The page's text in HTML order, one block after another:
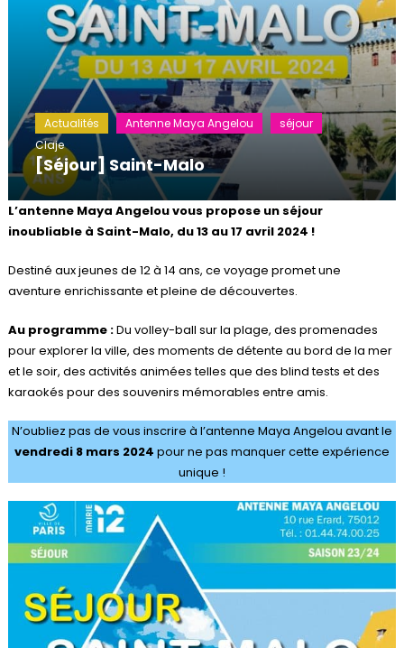
Actualités Antenne Maya Angelou
séjour
Claje
[Séjour] Saint-Malo
L’antenne Maya Angelou vous propose un séjour
inoubliable à Saint-Malo, du 13 au 17 avril 2024 !
Destiné aux jeunes de 12 à 14 ans, ce voyage promet une
aventure enrichissante et pleine de découvertes.
Au programme :Du volley-ball sur la plage, des promenades
pour explorer la ville, des moments de détente au bord de la mer
et le soir, des activités animées telles que des blind tests et des
karaokés pour des souvenirs mémorables entre amis.
N’oubliez pas de vous inscrire à l’antenne Maya Angelou avant le
vendredi 8 mars 2024 pour ne pas manquer cette expérience
unique !